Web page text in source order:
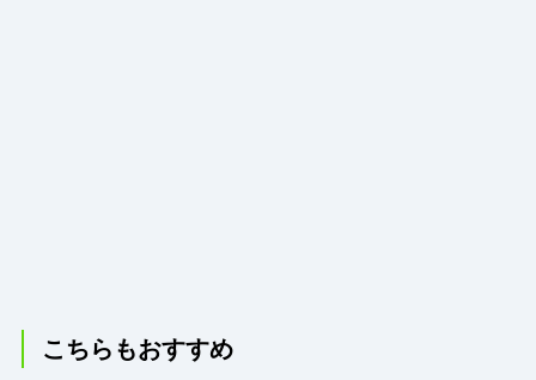
こちらもおすすめ